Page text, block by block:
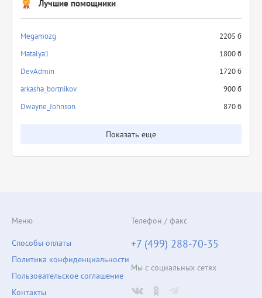
Лучшие помощники
Megamozg
2205 б
Matalya1
1800 б
DevAdmin
1720 б
arkasha_bortnikov
900 б
Dwayne_Johnson
870 б
Показать еще
Меню
Способы оплаты
Политика конфиденциальности
Пользовательское соглашение
Контакты
Телефон / факс
+7 (499) 288-70-35
Мы с социальных сетях